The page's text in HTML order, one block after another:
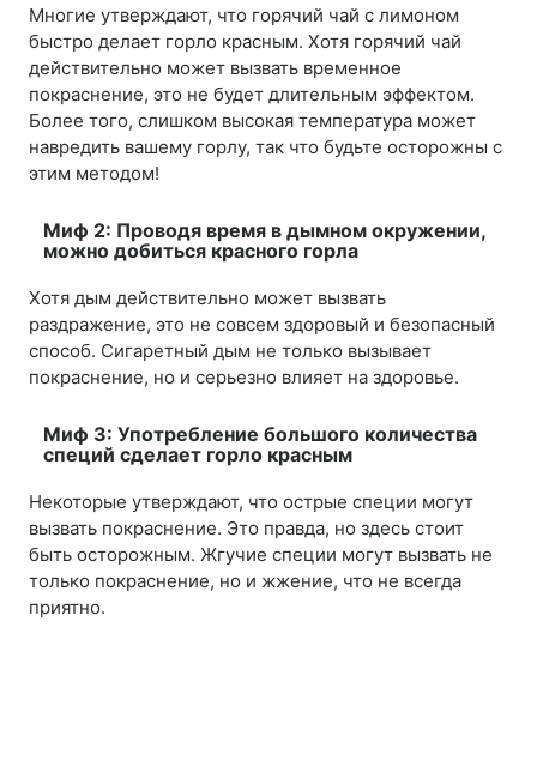
Многие утверждают, что горячий чай с лимоном
быстро делает горло красным. Хотя горячий чай
действительно может вызвать временное
покраснение, это не будет длительным эффектом.
Более того, слишком высокая температура может
навредить вашему горлу, так что будьте осторожны с
этим методом!
Миф 2: Проводя время в дымном окружении,
можно добиться красного горла
Хотя дым действительно может вызвать
раздражение, это не совсем здоровый и безопасный
способ. Сигаретный дым не только вызывает
покраснение, но и серьезно влияет на здоровье.
Миф 3: Употребление большого количества
специй сделает горло красным
Некоторые утверждают, что острые специи могут
вызвать покраснение. Это правда, но здесь стоит
быть осторожным. Жгучие специи могут вызвать не
только покраснение, но и жжение, что не всегда
приятно.